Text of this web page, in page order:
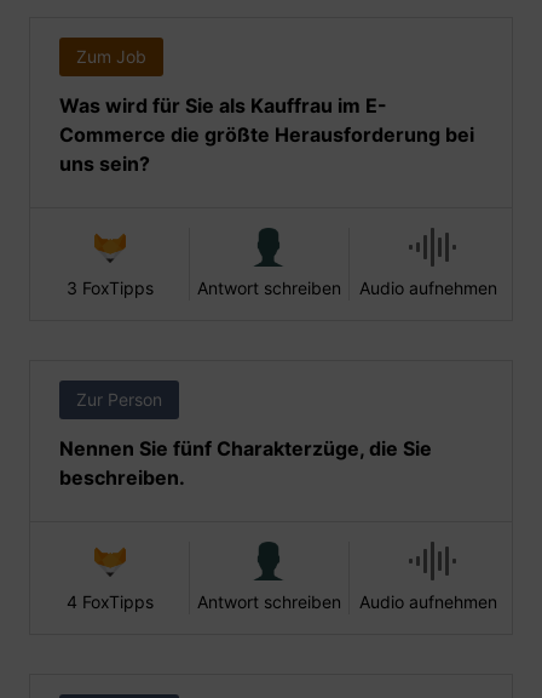
Zum Job
Was wird für Sie als Kauffrau im E-
Commerce die größte Herausforderung bei
uns sein?
3 FoxTipps Antwort schreiben Audio aufnehmen
Zur Person
Nennen Sie fünf Charakterzüge, die Sie
beschreiben.
4 FoxTipps Antwort schreiben Audio aufnehmen